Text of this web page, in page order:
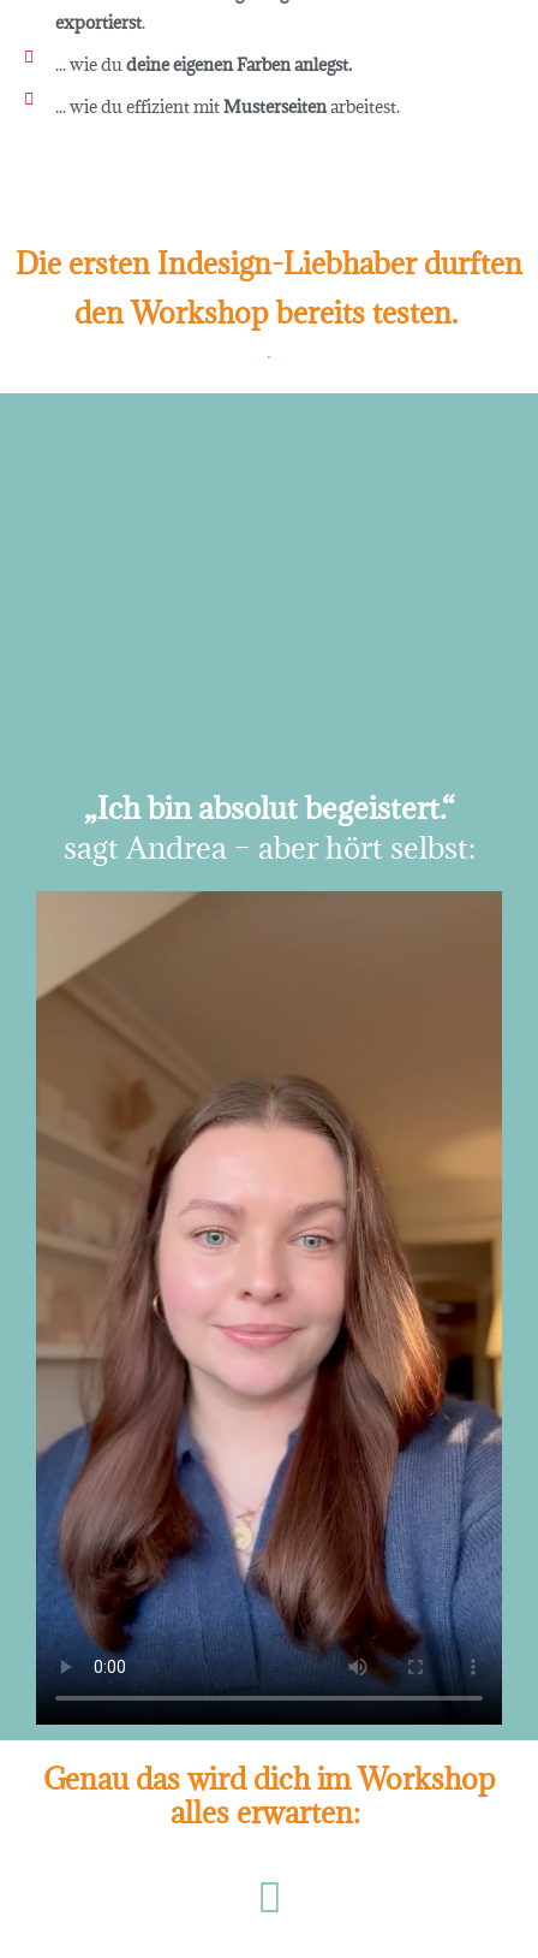
exportierst.
... wie dudeine eigenen Farben anlegst.
... wie du effizient mitMusterseitenarbeitest.
Die ersten Indesign-Liebhaber durften
den Workshop bereits testen.
„Ich bin absolut begeistert.“
sagt Andrea – aber hört selbst:
Genau das wird dich im Workshop
alles erwarten: